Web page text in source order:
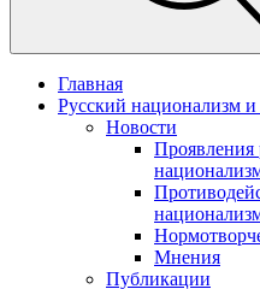
Главная
Русский национализм
Новости
Проявления
Мнения
Публикации